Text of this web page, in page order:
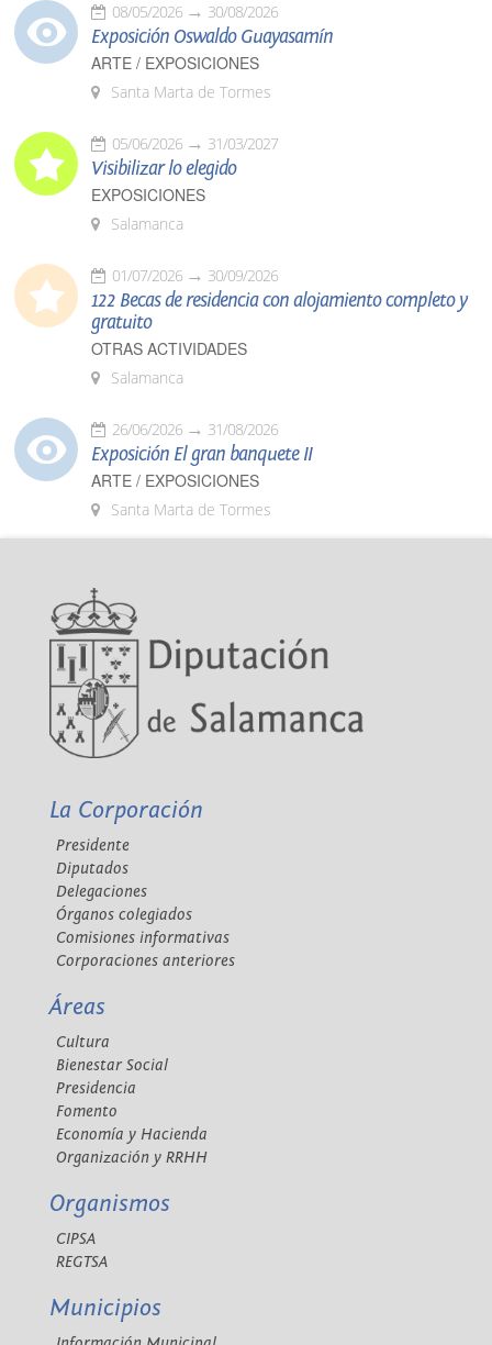
08/05/2026 30/08/2026
Exposición Oswaldo Guayasamín
ARTE / EXPOSICIONES
Santa Marta de Tormes
05/06/2026 31/03/2027
Visibilizar lo elegido
EXPOSICIONES
Salamanca
01/07/2026 30/09/2026
122 Becas de residencia con alojamiento completo y
gratuito
OTRAS ACTIVIDADES
Salamanca
26/06/2026 31/08/2026
Exposición El gran banquete II
ARTE / EXPOSICIONES
Santa Marta de Tormes
La Corporación
Presidente
Diputados
Delegaciones
Órganos colegiados
Comisiones informativas
Corporaciones anteriores
Áreas
Cultura
Bienestar Social
Presidencia
Fomento
Economía y Hacienda
Organización y RRHH
Organismos
CIPSA
REGTSA
Municipios